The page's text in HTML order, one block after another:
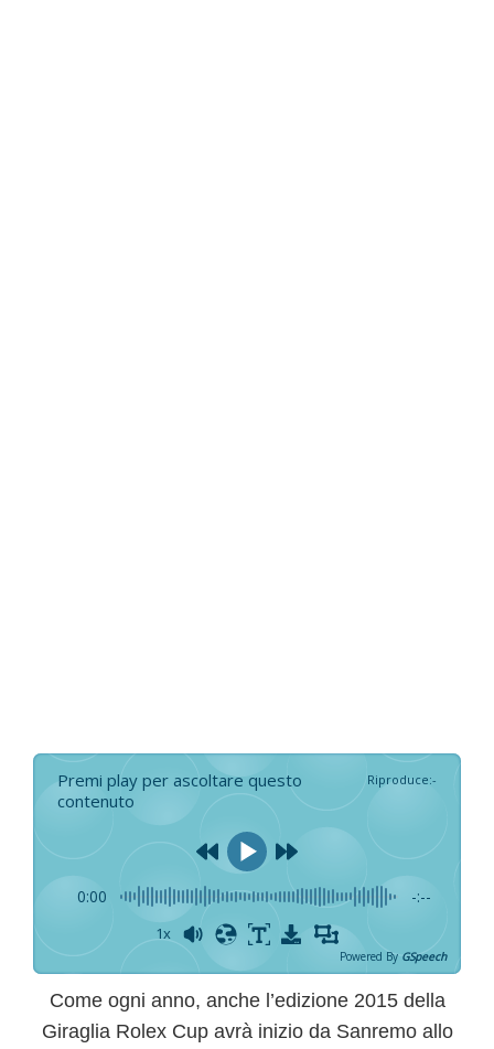
Premi play per ascoltare questo
contenuto
Riproduce:-
0:00 -:--
1x
Powered By GSpeech
Come ogni anno, anche l’edizione 2015 della
Giraglia Rolex Cupavrà inizio da Sanremoallo